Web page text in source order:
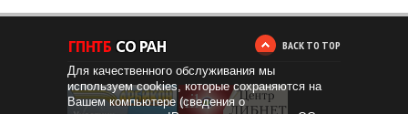
BACK TO TOP
Для качественного обслуживания мы
используем cookies, которые сохраняются на
Вашем компьютере (сведения о